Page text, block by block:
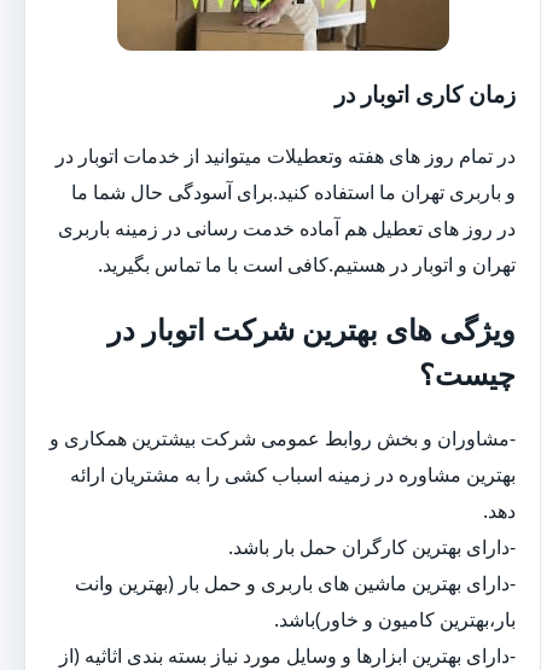
زمان کاری اتوبار در
در تمام روز های هفته وتعطیلات میتوانید از خدمات اتوبار در
و باربری تهران ما استفاده کنید.برای آسودگی حال شما ما
در روز های تعطیل هم آماده خدمت رسانی در زمینه باربری
تهران و اتوبار در هستیم.کافی است با ما تماس بگیرید.
ویژگی های بهترین شرکت اتوبار در
چیست؟
-مشاوران و بخش روابط عمومی شرکت بیشترین همکاری و
بهترین مشاوره در زمینه اسباب کشی را به مشتریان ارائه
دهد.
-دارای بهترین کارگران حمل بار باشد.
-دارای بهترین ماشین های باربری و حمل بار (بهترین وانت
بار،بهترین کامیون و خاور)باشد.
-دارای بهترین ابزارها و وسایل مورد نیاز بسته بندی اثاثیه (از